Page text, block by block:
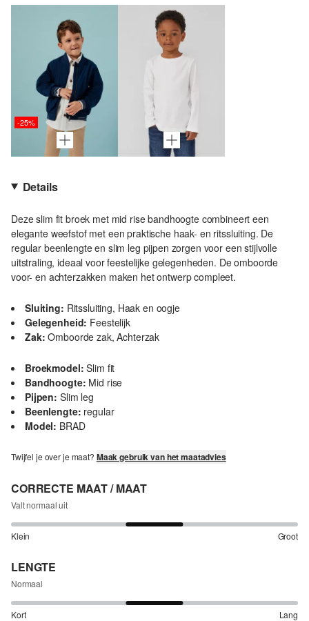
-25%
Details
Deze slim fit broek met mid rise bandhoogte combineert een
elegante weefstof met een praktische haak- en ritssluiting. De
regular beenlengte en slim leg pijpen zorgen voor een stijlvolle
uitstraling, ideaal voor feestelijke gelegenheden. De omboorde
voor- en achterzakken maken het ontwerp compleet.
Sluiting: Ritssluiting, Haak en oogje
Gelegenheid: Feestelijk
Zak: Omboorde zak, Achterzak
Broekmodel: Slim fit
Bandhoogte: Mid rise
Pijpen: Slim leg
Beenlengte: regular
Model: BRAD
Twijfel je over je maat? Maak gebruik van het maatadvies
CORRECTE MAAT / MAAT
Valt normaal uit
Klein Groot
LENGTE
Normaal
Kort Lang